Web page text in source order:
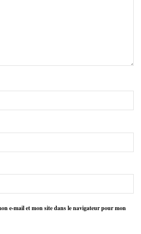
e-mail et mon site dans le navigateur pour mon